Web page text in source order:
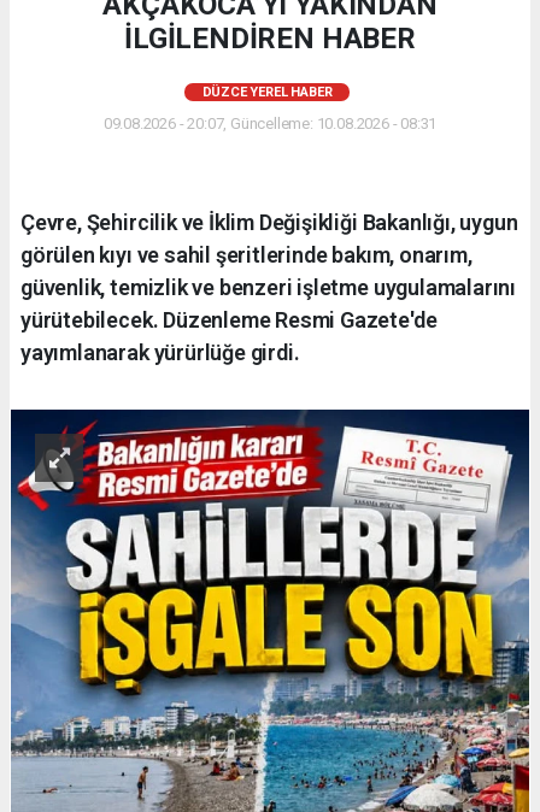
İLGİLENDİREN HABER
DÜZCE YEREL HABER
09.08.2026 - 20:07, Güncelleme: 10.08.2026 - 08:31
Çevre, Şehircilik ve İklim Değişikliği Bakanlığı, uygun
görülen kıyı ve sahil şeritlerinde bakım, onarım,
güvenlik, temizlik ve benzeri işletme uygulamalarını
yürütebilecek. Düzenleme Resmi Gazete'de
yayımlanarak yürürlüğe girdi.